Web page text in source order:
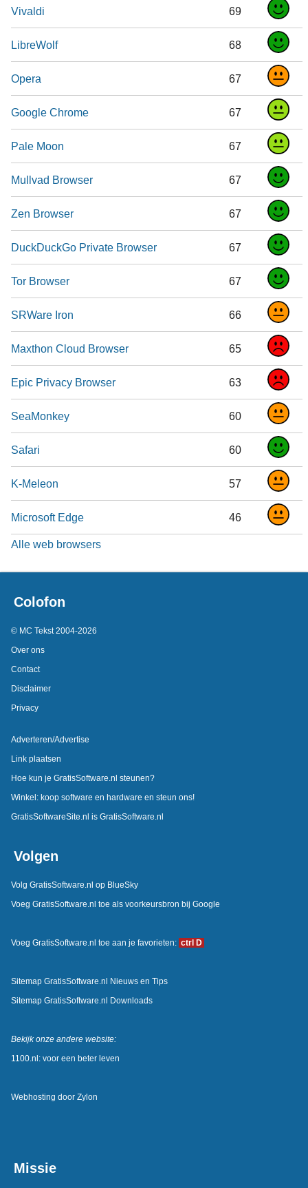
Vivaldi 69
LibreWolf 68
Opera 67
Google Chrome 67
Pale Moon 67
Mullvad Browser 67
Zen Browser 67
DuckDuckGo Private Browser 67
Tor Browser 67
SRWare Iron 66
Maxthon Cloud Browser 65
Epic Privacy Browser 63
SeaMonkey 60
Safari 60
K-Meleon 57
Microsoft Edge 46
Alle web browsers
Colofon
© MC Tekst 2004-2026
Over ons
Contact
Disclaimer
Privacy
Adverteren/Advertise
Link plaatsen
Hoe kun je GratisSoftware.nl steunen?
Winkel: koop software en hardware en steun ons!
GratisSoftwareSite.nl is GratisSoftware.nl
Volgen
Volg GratisSoftware.nl op BlueSky
Voeg GratisSoftware.nl toe als voorkeursbron bij Google
Voeg GratisSoftware.nl toe aan je favorieten: ctrl D
Sitemap GratisSoftware.nl Nieuws en Tips
Sitemap GratisSoftware.nl Downloads
Bekijk onze andere website:
1100.nl: voor een beter leven
Webhosting door Zylon
Missie